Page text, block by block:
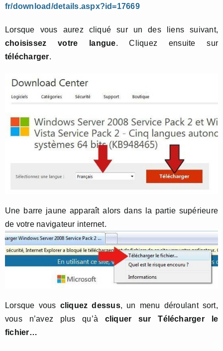
fr/download/details.aspx?id=17669
Lorsque vous aurez cliqué sur un des liens suivant,
choisissez votre langue. Cliquez ensuite sur
télécharger.
Une barre jaune apparaît alors dans la partie supérieure
de votre navigateur internet.
Lorsque vous cliquez dessus, un menu déroulant sort,
vous n’avez plus qu’à cliquer sur Télécharger le
fichier…